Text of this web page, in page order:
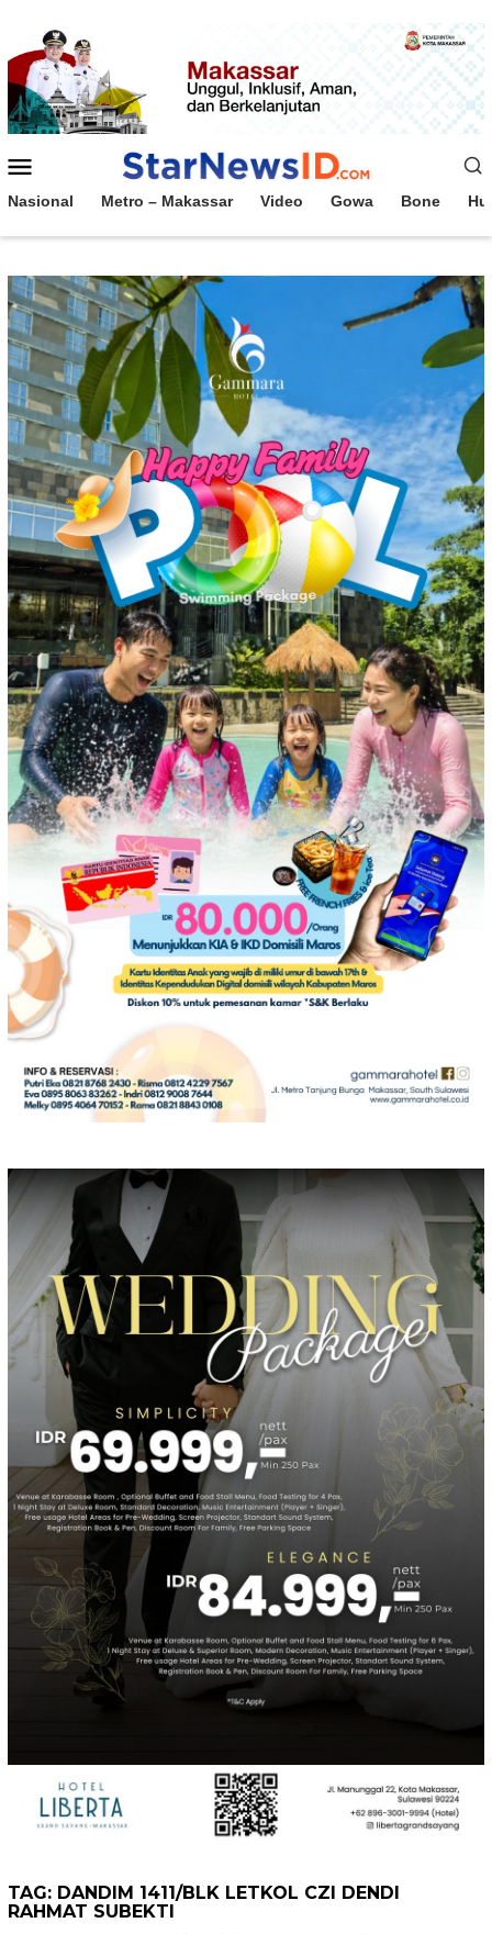
konten
Mobile
Nasional Metro – Makassar Video Gowa Bone
TAG: DANDIM 1411/BLK LETKOL CZI DENDI
RAHMAT SUBEKTI